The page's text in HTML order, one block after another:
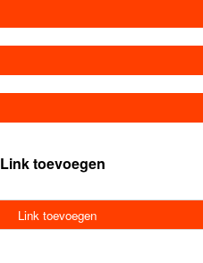
Link toevoegen
Link toevoegen